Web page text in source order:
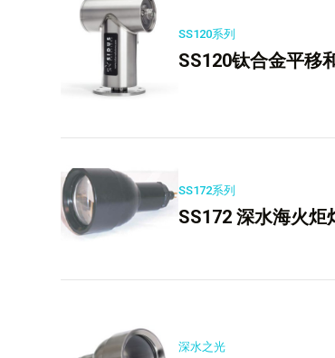
SS120系列
SS120钛合金平移
SS172系列
SS172 深水海火炬
深水之光